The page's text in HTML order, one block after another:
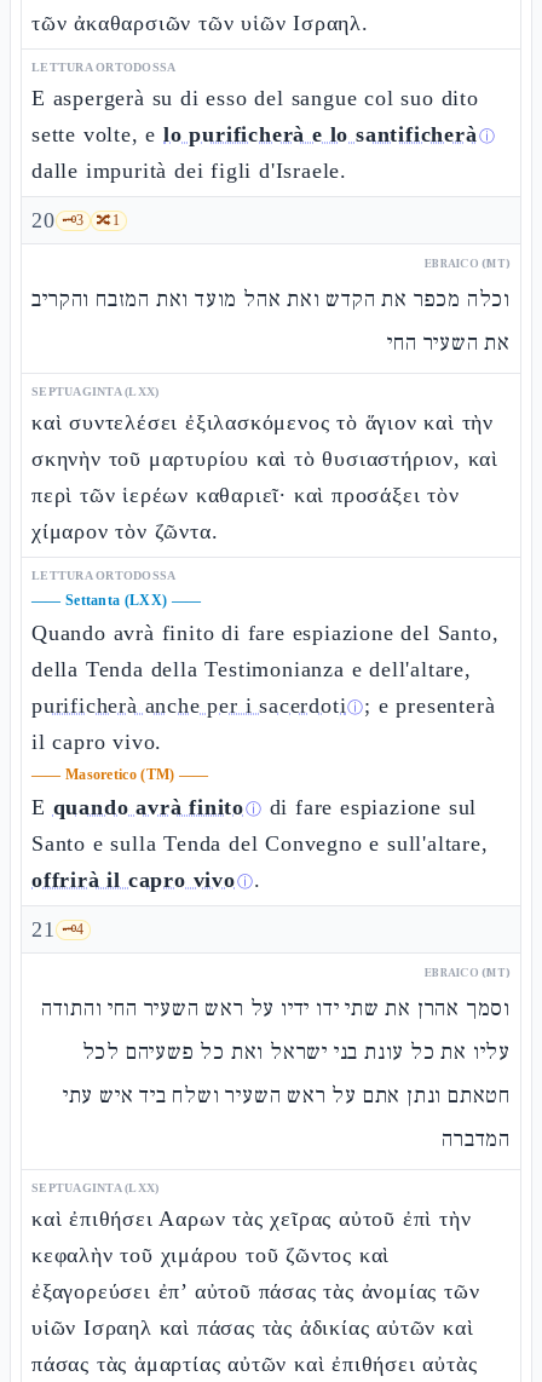
τῶν ἀκαθαρσιῶν τῶν υἱῶν Ισραηλ.
LETTURA ORTODOSSA
E aspergerà su di esso del sangue col suo dito
sette volte, elo purificherà e lo santificheràⓘ
dalle impurità dei figli d'Israele.
20 🗝️3 🔀1
EBRAICO (MT)
וכלה מכפר את הקדש ואת אהל מועד ואת המזבח והקריב
את השעיר החי
SEPTUAGINTA (LXX)
καὶ συντελέσει ἐξιλασκόμενος τὸ ἅγιον καὶ τὴν
σκηνὴν τοῦ μαρτυρίου καὶ τὸ θυσιαστήριον, καὶ
περὶ τῶν ἱερέων καθαριεῖ· καὶ προσάξει τὸν
χίμαρον τὸν ζῶντα.
LETTURA ORTODOSSA
—— Settanta (LXX) ——
Quando avrà finito di fare espiazione del Santo,
della Tenda della Testimonianza e dell'altare,
purificherà anche per i sacerdotiⓘ; e presenterà
il capro vivo.
—— Masoretico (TM) ——
E quando avrà finitoⓘ di fare espiazione sul
Santo e sulla Tenda del Convegno e sull'altare,
offrirà il capro vivoⓘ.
21 🗝️4
EBRAICO (MT)
וסמך אהרן את שתי ידו ידיו על ראש השעיר החי והתודה
עליו את כל עונת בני ישראל ואת כל פשעיהם לכל
חטאתם ונתן אתם על ראש השעיר ושלח ביד איש עתי
המדברה
SEPTUAGINTA (LXX)
καὶ ἐπιθήσει Ααρων τὰς χεῖρας αὐτοῦ ἐπὶ τὴν
κεφαλὴν τοῦ χιμάρου τοῦ ζῶντος καὶ
ἐξαγορεύσει ἐπ’ αὐτοῦ πάσας τὰς ἀνομίας τῶν
υἱῶν Ισραηλ καὶ πάσας τὰς ἀδικίας αὐτῶν καὶ
πάσας τὰς ἁμαρτίας αὐτῶν καὶ ἐπιθήσει αὐτὰς